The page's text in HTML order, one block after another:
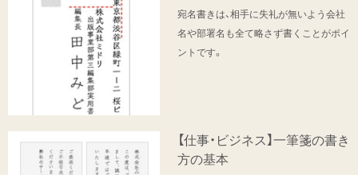
宛名書きは、相手に失礼が無いよう会社
名や部署名も全て略さず書くことがポイ
ントです。
【仕事・ビジネス】一筆箋の書き
方の基本